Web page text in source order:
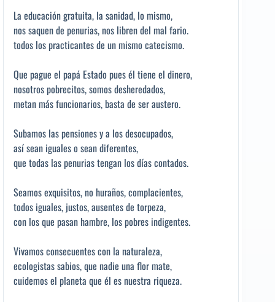
La educación gratuita, la sanidad, lo mismo,
nos saquen de penurias, nos libren del mal fario.
todos los practicantes de un mismo catecismo.
Que pague el papá Estado pues él tiene el dinero,
nosotros pobrecitos, somos desheredados,
metan más funcionarios, basta de ser austero.
Subamos las pensiones y a los desocupados,
así sean iguales o sean diferentes,
que todas las penurias tengan los días contados.
Seamos exquisitos, no huraños, complacientes,
todos iguales, justos, ausentes de torpeza,
con los que pasan hambre, los pobres indigentes.
Vivamos consecuentes con la naturaleza,
ecologistas sabios, que nadie una flor mate,
cuidemos el planeta que él es nuestra riqueza.